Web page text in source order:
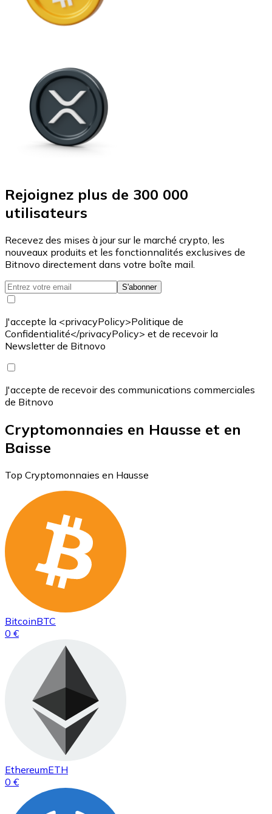
Rejoignez plus de 300 000
utilisateurs
Recevez des mises à jour sur le marché crypto, les
nouveaux produits et les fonctionnalités exclusives de
Bitnovo directement dans votre boîte mail.
S'abonner
J'accepte la <privacyPolicy>Politique de
Confidentialité</privacyPolicy> et de recevoir la
Newsletter de Bitnovo
J'accepte de recevoir des communications commerciales
de Bitnovo
Cryptomonnaies en Hausse et en
Baisse
Top Cryptomonnaies en Hausse
BitcoinBTC
0 €
EthereumETH
0 €